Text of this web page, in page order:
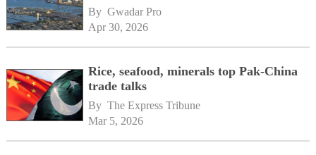
By Gwadar Pro
Apr 30, 2026
Rice, seafood, minerals top Pak-China
trade talks
By The Express Tribune
Mar 5, 2026